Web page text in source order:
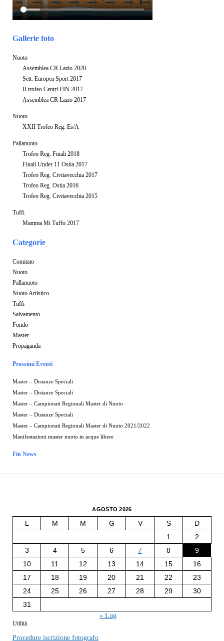
Gallerie foto
Nuoto
Assemblea CR Lazio 2020
Sett. Europea Sport 2017
II trofeo Centri FIN 2017
Assemblea CR Lazio 2017
Nuoto
XXII Trofeo Reg. Es/A
Pallanuoto
Trofeo Reg. Finali 2018
Finali Under 11 Ostia 2017
Trofeo Reg. Civitavecchia 2017
Trofeo Reg. Ostia 2016
Trofeo Reg. Civitavecchia 2015
Tuffi
Mamma Mi Tuffo 2017
Categorie
Comitato
Nuoto
Pallanuoto
Nuoto Artistico
Tuffi
Salvamento
Fondo
Master
Propaganda
Prossimi Eventi
Master – Distanze Speciali
Master – Distanze Speciali
Master – Campionati Regionali Master di Nuoto
Master – Distanze Speciali
Master – Campionati Regionali Master di Nuoto 2021/2022
Manifestazioni master nuoto in acque libere
Fin News
AGOSTO 2026
L M M G V S
D
1
2
3
4 5 6 7 8
9
10
11 12 13 14 15
16
17
18 19 20 21 22
23
24
25 26 27 28 29
30
31
« Lug
Utilità
Procedure iscrizione fotografo